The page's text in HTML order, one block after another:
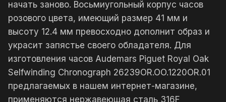
начать заново. Восьмиугольный корпус часов
розового цвета, имеющий размер 41 мм и
высоту 12.4 мм превосходно дополнит образ и
украсит запястье своего обладателя. Для
изготовления часов Audemars Piguet Royal Oak
Selfwinding Chronograph 26239OR.OO.1220OR.01
предлагаемых в нашем интернет-магазине,
применяются нержавеющая сталь 316F